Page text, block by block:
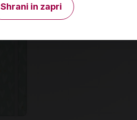
Shrani in zapri